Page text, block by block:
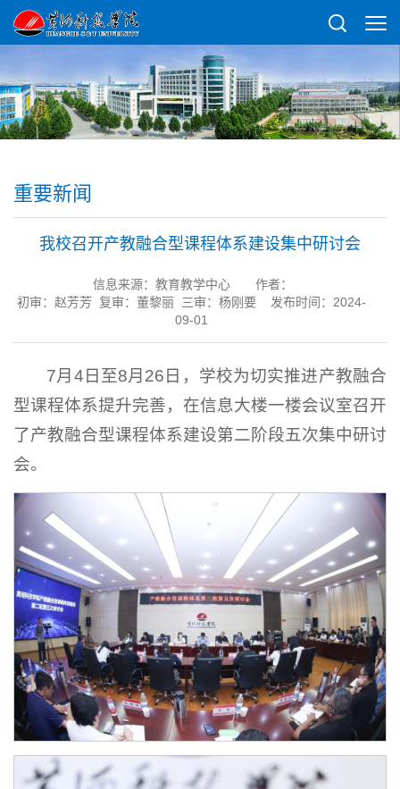
重要新闻
我校召开产教融合型课程体系建设集中研讨会
信息来源：教育教学中心
作者：
初审：赵芳芳 复审：董黎丽 三审：杨刚要 发布时间：2024-
09-01
7月4日至8月26日，学校为切实推进产教融合
型课程体系提升完善，在信息大楼一楼会议室召开
了产教融合型课程体系建设第二阶段五次集中研讨
会。